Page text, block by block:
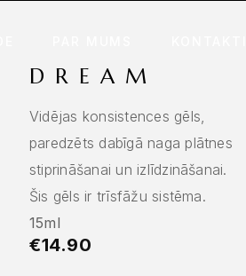
DREAM
Vidējas konsistences gēls,
paredzēts dabīgā naga plātnes
stiprināšanai un izlīdzināšanai.
Šis gēls ir trīsfāžu sistēma.
15ml
€14.90